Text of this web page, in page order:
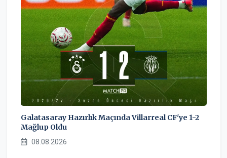
Galatasaray Hazırlık Maçında Villarreal CF'ye 1-2
Mağlup Oldu
08.08.2026